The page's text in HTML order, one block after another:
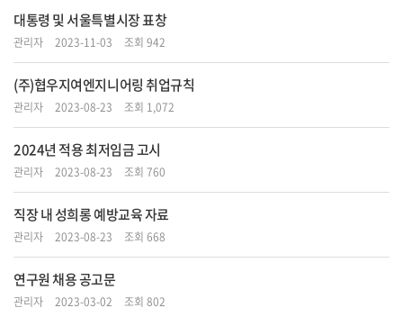
대통령 및 서울특별시장 표창
관리자 2023-11-03 조회 942
(주)협우지여엔지니어링 취업규칙
관리자 2023-08-23 조회 1,072
2024년 적용 최저임금 고시
관리자 2023-08-23 조회 760
직장 내 성희롱 예방교육 자료
관리자 2023-08-23 조회 668
연구원 채용 공고문
관리자 2023-03-02 조회 802